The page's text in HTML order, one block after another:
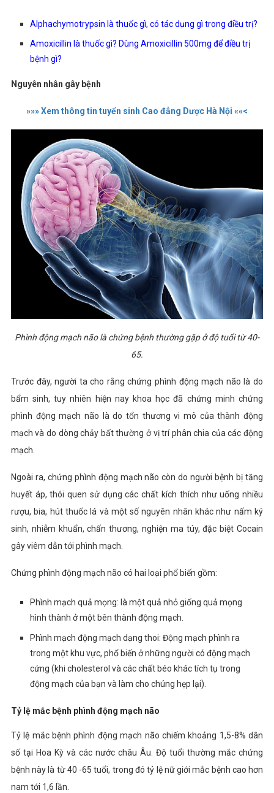
Alphachymotrypsin là thuốc gì, có tác dụng gì trong điều trị?
Amoxicillin là thuốc gì? Dùng Amoxicillin 500mg để điều trị
bệnh gì?
Nguyên nhân gây bệnh
»»» Xem thông tin tuyển sinh Cao đẳng Dược Hà Nội ««<
Phình động mạch não là chứng bệnh thường gặp ở độ tuổi từ 40-
65.
Trước đây, người ta cho rằng chứng phình động mạch não là do
bẩm sinh, tuy nhiên hiện nay khoa học đã chứng minh chứng
phình động mạch não là do tổn thương vi mô của thành động
mạch và do dòng chảy bất thường ở vị trí phân chia của các động
mạch.
Ngoài ra, chứng phình động mạch não còn do người bệnh bị tăng
huyết áp, thói quen sử dụng các chất kích thích như uống nhiều
rượu, bia, hút thuốc lá và một số nguyên nhân khác như nấm ký
sinh, nhiễm khuẩn, chấn thương, nghiện ma túy, đặc biệt Cocain
gây viêm dẫn tới phình mạch.
Chứng phình động mạch não có hai loại phổ biến gồm:
Phình mạch quả mọng: là một quả nhỏ giống quả mọng
hình thành ở một bên thành động mạch.
Phình mạch động mạch dạng thoi: Động mạch phình ra
trong một khu vực, phổ biến ở những người có động mạch
cứng (khi cholesterol và các chất béo khác tích tụ trong
động mạch của bạn và làm cho chúng hẹp lại).
Tỷ lệ mắc bệnh phình động mạch não
Tỷ lệ mắc bệnh phình động mạch não chiếm khoảng 1,5-8% dân
số tại Hoa Kỳ và các nước châu Âu. Độ tuổi thường mắc chứng
bệnh này là từ 40 -65 tuổi, trong đó tỷ lệ nữ giới mắc bệnh cao hơn
nam tới 1,6 lần.